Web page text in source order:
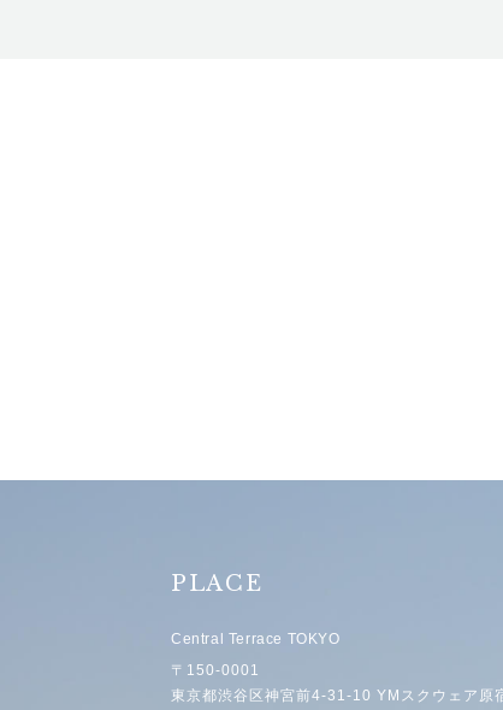
PLACE
Central Terrace TOKYO
〒150-0001
東京都渋谷区神宮前4-31-10 YMスクウェア原